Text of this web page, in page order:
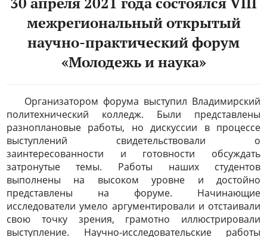
межрегиональный открытый
научно-практический форум
«Молодежь и наука»
Организатором форума выступил Владимирский
политехнический колледж. Были представлены
разноплановые работы, но дискуссии в процессе
выступлений свидетельствовали о
заинтересованности и готовности обсуждать
затронутые темы. Работы наших студентов
выполнены на высоком уровне и достойно
представлены на форуме. Начинающие
исследователи умело аргументировали и отстаивали
свою точку зрения, грамотно иллюстрировали
выступление. Научно-исследовательские работы